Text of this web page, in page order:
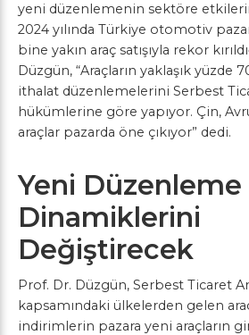
yeni düzenlemenin sektöre
2024 yılında Türkiye otomotiv
bine yakın araç satışıyla rekor
Düzgün, “Araçların yaklaşık yüzde
ithalat düzenlemelerini Serbest
hükümlerine göre yapıyor. Çin,
araçlar pazarda öne çıkıyor” dedi.
Yeni Düzenleme
Dinamiklerini
Değiştirecek
Prof. Dr. Düzgün, Serbest Ticaret
kapsamındaki ülkelerden gelen
indirimlerin pazara yeni araçların